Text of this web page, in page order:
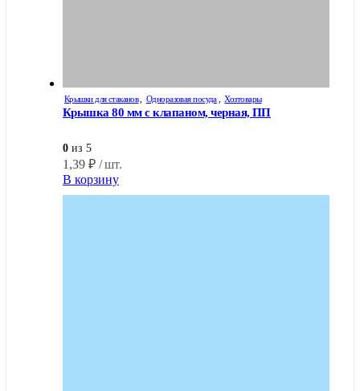
Крышки для стаканов Одноразовая посуда Хозтовары
Крышка 80 мм с клапаном, черная, ПП
0 из 5
1,39 ₽ / шт.
В корзину